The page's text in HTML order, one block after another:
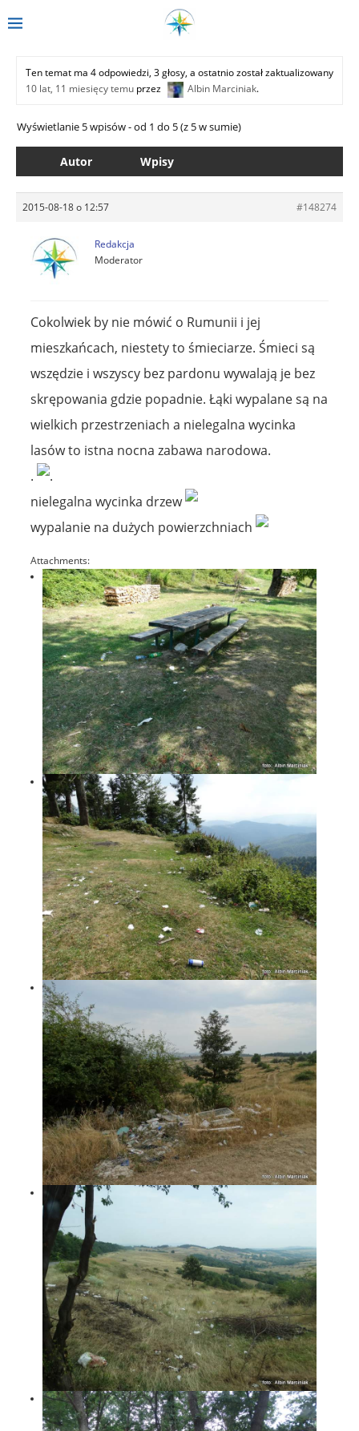
Ten temat ma 4 odpowiedzi, 3 głosy, a ostatnio został zaktualizowany
10 lat, 11 miesięcy temu przez Albin Marciniak.
Wyświetlanie 5 wpisów - od 1 do 5 (z 5 w sumie)
Autor Wpisy
2015-08-18 o 12:57 #148274
Redakcja
Moderator
Cokolwiek by nie mówić o Rumunii i jej
mieszkańcach, niestety to śmieciarze. Śmieci są
wszędzie i wszyscy bez pardonu wywalają je bez
skrępowania gdzie popadnie. Łąki wypalane są na
wielkich przestrzeniach a nielegalna wycinka
lasów to istna nocna zabawa narodowa.
.
.
nielegalna wycinka drzew
wypalanie na dużych powierzchniach
Attachments: